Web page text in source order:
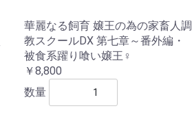
華麗なる飼育 嬢王の為の家畜人調
教スクールDX 第七章～番外編・
被食系躍り喰い嬢王♀
￥8,800
数量